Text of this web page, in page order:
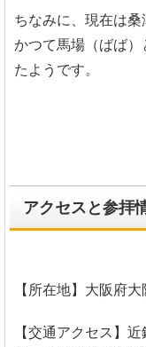
ちなみに、現在は桑
かつて馬場（ばば
たようです。
アクセスと参拝
【所在地】大阪府
【交通アクセス】